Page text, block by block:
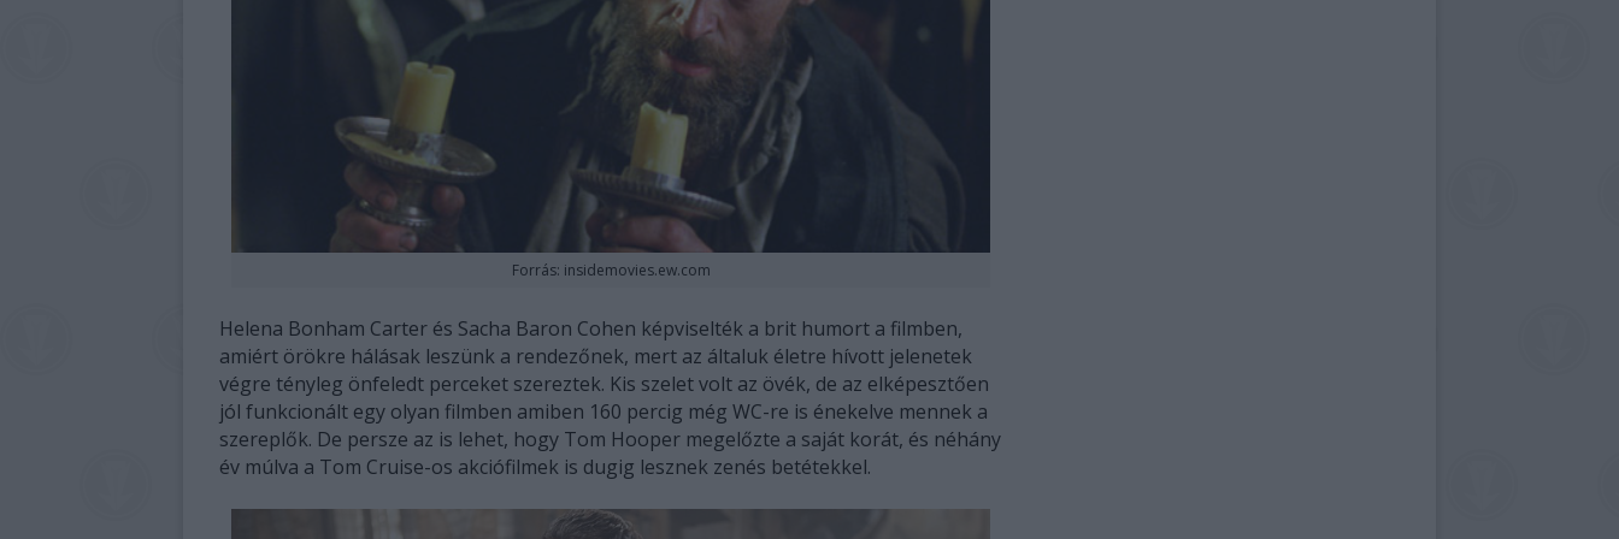
Forrás: insidemovies.ew.com
Helena Bonham Carter és Sacha Baron Cohen képviselték a brit humort a filmben,
amiért örökre hálásak leszünk a rendezőnek, mert az általuk életre hívott jelenetek
végre tényleg önfeledt perceket szereztek. Kis szelet volt az övék, de az elképesztően
jól funkcionált egy olyan filmben amiben 160 percig még WC-re is énekelve mennek a
szereplők. De persze az is lehet, hogy Tom Hooper megelőzte a saját korát, és néhány
év múlva a Tom Cruise-os akciófilmek is dugig lesznek zenés betétekkel.